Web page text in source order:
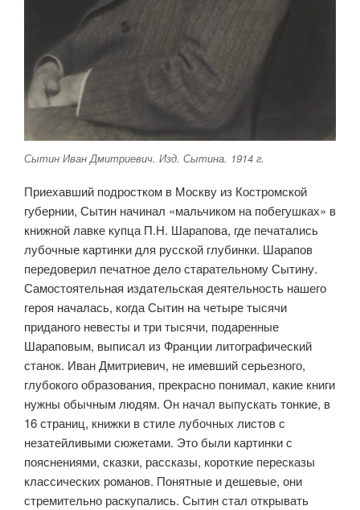
Сытин Иван Дмитриевич. Изд. Сытина. 1914 г.
Приехавший подростком в Москву из Костромской
губернии, Сытин начинал «мальчиком на побегушках» в
книжной лавке купца П.Н. Шарапова, где печатались
лубочные картинки для русской глубинки. Шарапов
передоверил печатное дело старательному Сытину.
Самостоятельная издательская деятельность нашего
героя началась, когда Сытин на четыре тысячи
приданого невесты и три тысячи, подаренные
Шараповым, выписал из Франции литографический
станок. Иван Дмитриевич, не имевший серьезного,
глубокого образования, прекрасно понимал, какие книги
нужны обычным людям. Он начал выпускать тонкие, в
16 страниц, книжки в стиле лубочных листов с
незатейливыми сюжетами. Это были картинки с
пояснениями, сказки, рассказы, короткие пересказы
классических романов. Понятные и дешевые, они
стремительно раскупались. Сытин стал открывать